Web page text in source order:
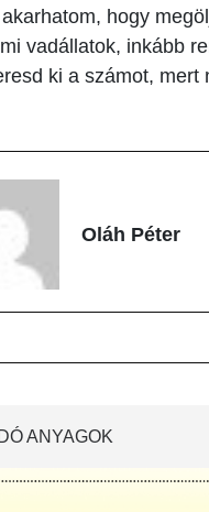
hogy
vadállatok, inkább
ki a számot, mert
Oláh Péter
ANYAGOK